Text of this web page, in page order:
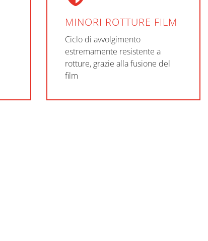
MINORI ROTTURE FILM
Ciclo di avvolgimento
estremamente resistente a
rotture, grazie alla fusione del
film